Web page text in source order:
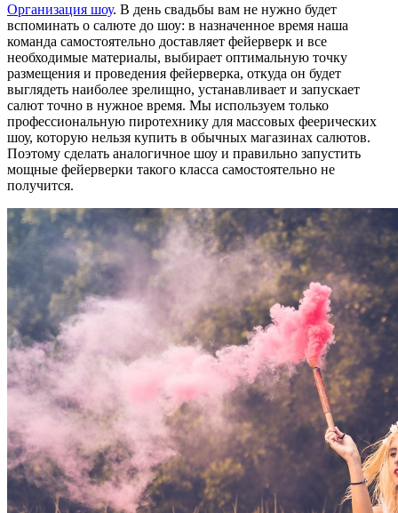
Организация шоу. В день свадьбы вам не нужно будет
вспоминать о салюте до шоу: в назначенное время наша
команда самостоятельно доставляет фейерверк и все
необходимые материалы, выбирает оптимальную точку
размещения и проведения фейерверка, откуда он будет
выглядеть наиболее зрелищно, устанавливает и запускает
салют точно в нужное время. Мы используем только
профессиональную пиротехнику для массовых феерических
шоу, которую нельзя купить в обычных магазинах салютов.
Поэтому сделать аналогичное шоу и правильно запустить
мощные фейерверки такого класса самостоятельно не
получится.